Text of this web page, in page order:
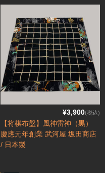
¥3,900(税込)
【将棋布盤】風神雷神（黒）
慶應元年創業 武河屋 坂田商店
/ 日本製